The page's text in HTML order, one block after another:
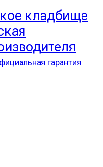
кладбище
гарантия